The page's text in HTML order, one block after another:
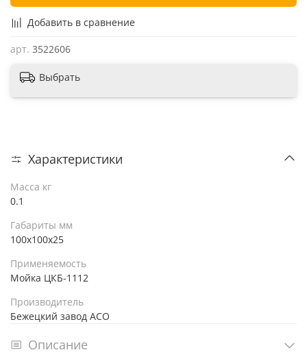
Добавить в сравнение
арт. 3522606
Выбрать
Характеристики
Масса кг
0.1
Габариты мм
100х100х25
Применяемость
Мойка ЦКБ-1112
Производитель
Бежецкий завод АСО
Описание